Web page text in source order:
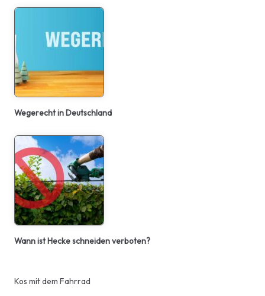
Wegerecht in Deutschland
Wann ist Hecke schneiden verboten?
Kos mit dem Fahrrad